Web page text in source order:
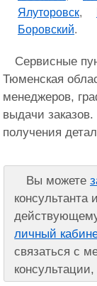
Ялуторовск
Боровский
Сервисные
Тюменская
менеджеров,
выдачи
получения
Вы можете
консультанта
личный
связаться с